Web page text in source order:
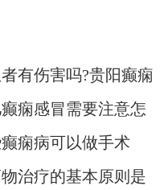
有伤害吗?贵阳癫痫
痫感冒需要注意怎
痫病可以做手术
治疗的基本原则是